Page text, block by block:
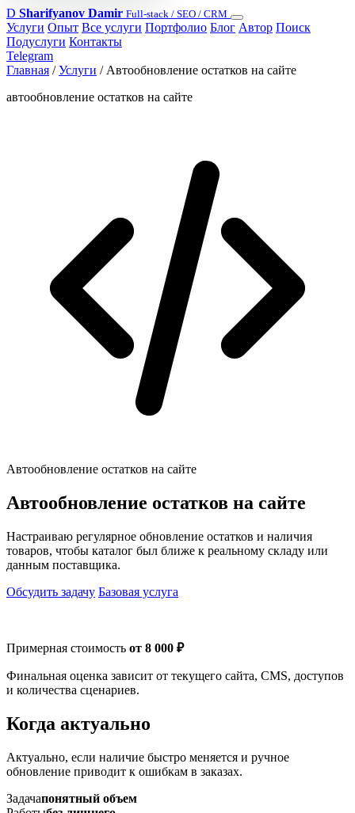
D Sharifyanov Damir Full-stack / SEO / CRM
Услуги Опыт Все услуги Портфолио Блог Автор Поиск
Подуслуги Контакты
Telegram
Главная / Услуги / Автообновление остатков на сайте
автообновление остатков на сайте
Автообновление остатков на сайте
Автообновление остатков на сайте
Настраиваю регулярное обновление остатков и наличия
товаров, чтобы каталог был ближе к реальному складу или
данным поставщика.
Обсудить задачу Базовая услуга
Примерная стоимость от 8 000 ₽
Финальная оценка зависит от текущего сайта, CMS, доступов
и количества сценариев.
Когда актуально
Актуально, если наличие быстро меняется и ручное
обновление приводит к ошибкам в заказах.
Задачапонятный объем